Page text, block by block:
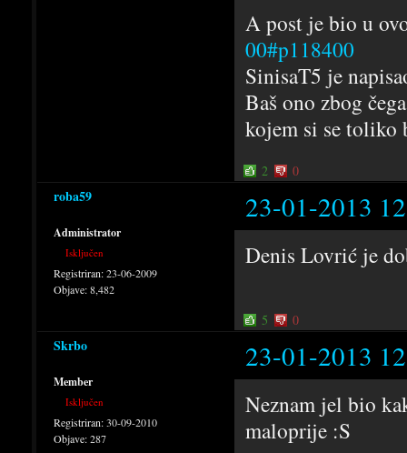
A post je bio u
00#p118400
SinisaT5 je
Baš ono zbog
kojem si se toliko
2 0
roba59 23-01-2013
Administrator
Isključen
Registriran:23-06-2009
Objave:8,482
Denis Lovrić je
5 0
Skrbo 23-01-2013
Member
Isključen
Registriran:30-09-2010
Objave:287
Neznam jel bio
maloprije :S